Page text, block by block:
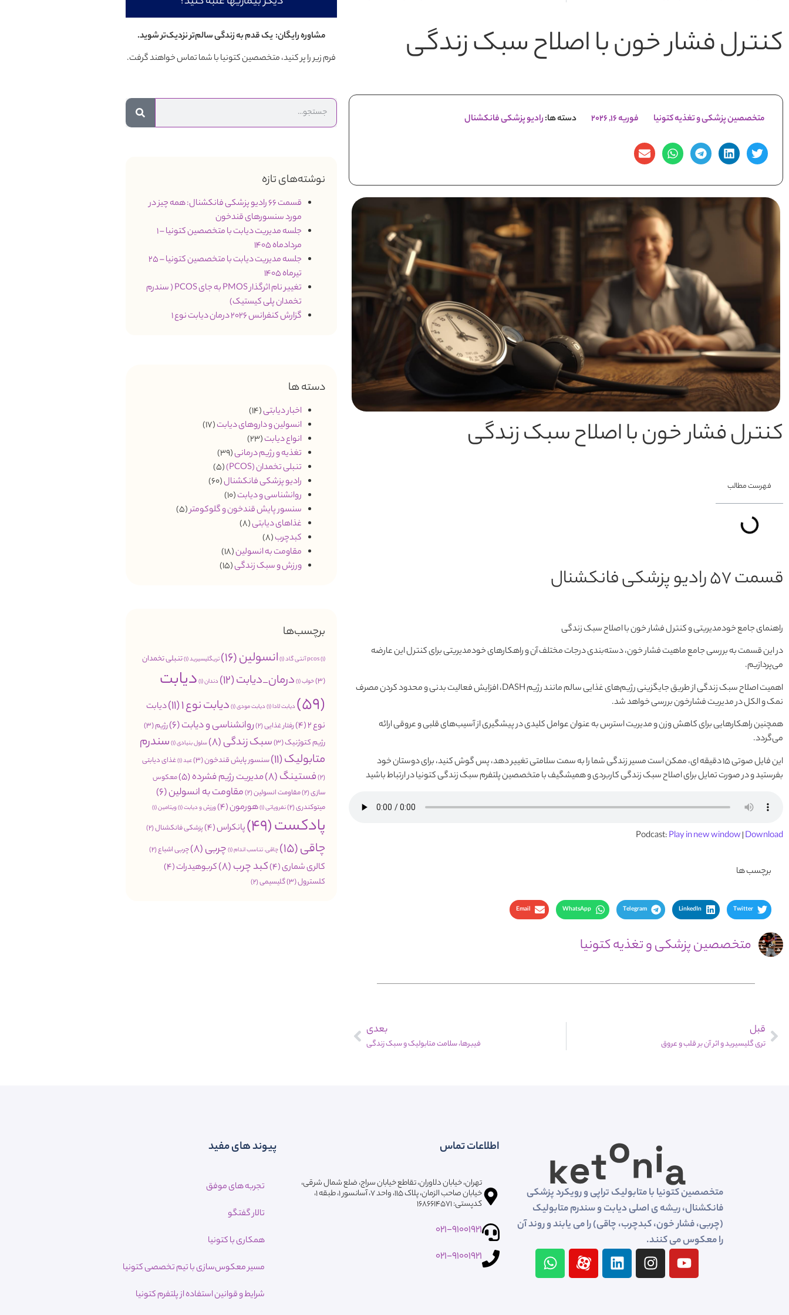
کنترل فشار خون با اصلاح سبک زندگی
متخصصین پزشکی و تغذیه کتونیا فوریه 16, 2026 دسته ها:رادیو پزشکی فانکشنال
کنترل فشار خون با اصلاح سبک زندگی
فهرست مطالب
قسمت 57 رادیو پزشکی فانکشنال
راهنمای جامع خودمدیریتی و کنترل فشار خون با اصلاح سبک زندگی
در این قسمت به بررسی جامع ماهیت فشار خون، دسته‌بندی درجات مختلف آن و راهکارهای خودمدیریتی برای کنترل این عارضه
می‌پردازیم.
اهمیت اصلاح سبک زندگی از طریق جایگزینی رژیم‌های غذایی سالم مانند رژیم DASH، افزایش فعالیت بدنی و محدود کردن مصرف
نمک و الکل در مدیریت فشارخون بررسی خواهد شد.
همچنین راهکارهایی برای کاهش وزن و مدیریت استرس به عنوان عوامل کلیدی در پیشگیری از آسیب‌های قلبی و عروقی ارائه
می‌گردد.
این فایل صوتی 15 دقیقه ای، ممکن است مسیر زندگی شما را به سمت سلامتی تغییر دهد، پس گوش کنید، برای دوستان خود
بفرستید و در صورت تمایل برای اصلاح سبک زندگی کاربردی و همیشگیف با متخصصین پلتفرم سبک زندگی کتونیا در ارتباط باشید
Podcast:Play in new window|Download
برچسب ها
Twitter
LinkedIn
Telegram
WhatsApp
Email
متخصصین پزشکی و تغذیه کتونیا
قبل
تری گلیسیرید و اثر آن بر قلب و عروق
بعدی
فیبرها، سلامت متابولیک و سبک زندگی
مشاوره رایگان: یک قدم به زندگی سالم‌تر نزدیک‌تر شوید.
فرم زیر را پر کنید، متخصصین کتونیا با شما تماس خواهند گرفت.
نوشته‌های تازه
قسمت 66 رادیو پزشکی فانکشنال: همه چیز در
مورد سنسورهای قندخون
جلسه مدیریت دیابت با متخصصین کتونیا – 1
مردادماه 1405
جلسه مدیریت دیابت با متخصصین کتونیا – 25
تیرماه 1405
تغییر نام اثرگذار PMOS به جای PCOS ( سندرم
تخمدان پلی کیستیک)
گزارش کنفرانس 2026 درمان دیابت نوع 1
دسته ها
اخبار دیابتی(14)
انسولین و داروهای دیابت(17)
انواع دیابت(23)
تغذیه و رژیم درمانی(39)
تنبلی تخمدان (PCOS)
(5)
رادیو پزشکی فانکشنال(60)
روانشناسی و دیابت(10)
سنسور پایش قندخون و گلوکومتر(5)
غذاهای دیابتی(8)
کبدچرب(8)
مقاومت به انسولین(18)
ورزش و سبک زندگی(15)
برچسب‌ها
pcos(1) آنتی گاد(1) انسولین(16) تریگلیسیرید(1) تنبلی تخمدان
(3)
خواب(1) درمان_دیابت(12) دندان(1) دیابت
(59)
دیابت لادا(1) دیابت مودی(1) دیابت نوع 1 (11)
دیابت
نوع 2 (4) رفتار غذایی(2) روانشناسی و دیابت(6) رژیم(3)
رژیم کتوژنیک(3) سبک زندگی(8) سلول بنیادی(1) سندرم
متابولیک(11) سنسور پایش قندخون(3) عید(1) غذای دیابتی
(2)
فستینگ(8) مدیریت رژیم فشرده(5)
معکوس
سازی(2) مقاومت انسولین(2) مقاومت به انسولین(6)
میتوکندری(2) نفروپاتی(1) هورمون(4) ورزش و دیابت(1) ویتامین(1)
پادکست(49) پانکراس(4) پزشکی فانکشنال(2)
چاقی(15) چاقی. تناسب اندام(1) چربی(8) چربی اشباع(2)
کالری شماری(4) کبد چرب(8) کربوهیدرات(4)
کلسترول(3) گلیسیمی(2)
متخصصین کتونیا با متابولیک تراپی و رویکرد پزشکی
فانکشنال، ریشه ی اصلی دیابت و سندرم متابولیک
(چربی، فشار خون، کبدچرب، چاقی) را می یابند و روند آن
را معکوس می کنند.
اطلاعات تماس
تهران، خیابان دلاوران، تقاطع خیابان سراج، ضلع شمال شرقی،
خیابان صاحب الزمان، پلاک ۱۱۵، واحد ۷، آسانسور ۱، طبقه 1،
کدپستی: ۱۶۸۶۶۱۴۵۷۱
021-91001921
021-91001921
پیوند های مفید
تجربه های موفق
تالار گفتگو
همکاری با کتونیا
مسیر معکوس‌سازی با تیم تخصصی کتونیا
شرایط و قوانین استفاده از پلتفرم کتونیا